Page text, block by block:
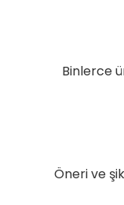
Binlerce
Öneri ve